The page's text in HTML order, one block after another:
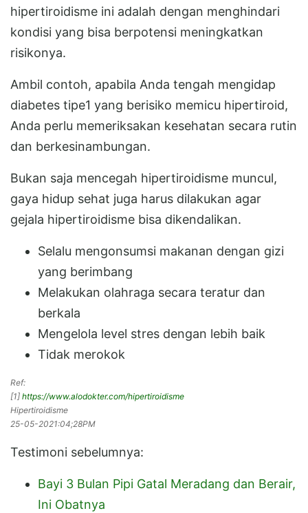
hipertiroidisme ini adalah dengan menghindari
kondisi yang bisa berpotensi meningkatkan
risikonya.
Ambil contoh, apabila Anda tengah mengidap
diabetes tipe1 yang berisiko memicu hipertiroid,
Anda perlu memeriksakan kesehatan secara rutin
dan berkesinambungan.
Bukan saja mencegah hipertiroidisme muncul,
gaya hidup sehat juga harus dilakukan agar
gejala hipertiroidisme bisa dikendalikan.
Selalu mengonsumsi makanan dengan gizi
yang berimbang
Melakukan olahraga secara teratur dan
berkala
Mengelola level stres dengan lebih baik
Tidak merokok
Ref:
[1] https://www.alodokter.com/hipertiroidisme
Hipertiroidisme
25-05-2021:04;28PM
Testimoni sebelumnya:
Bayi 3 Bulan Pipi Gatal Meradang dan Berair,
Ini Obatnya